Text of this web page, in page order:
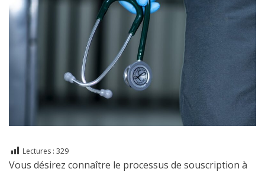
Lectures : 329
Vous désirez connaître le processus de souscription à